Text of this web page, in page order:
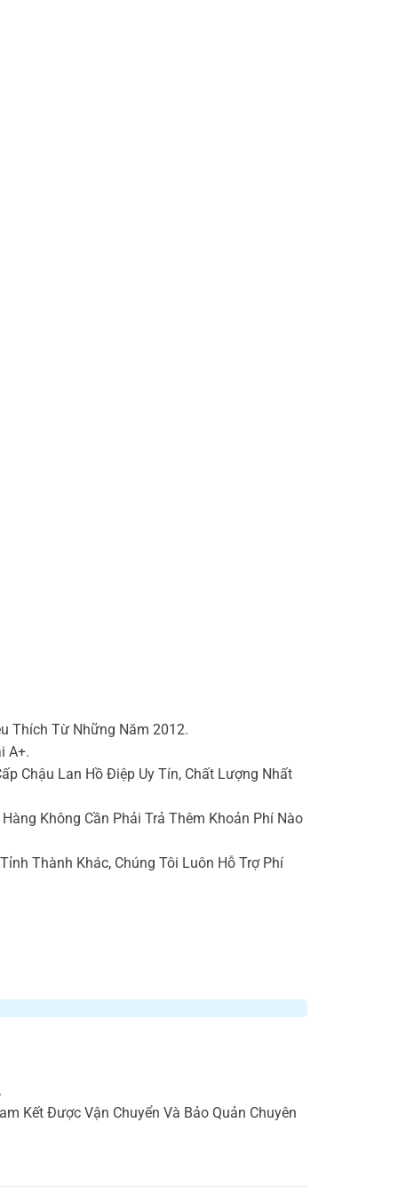
Thích Từ Những Năm 2012.
A+.
Chậu Lan Hồ Điệp Uy Tín, Chất Lượng Nhất
Không Cần Phải Trả Thêm Khoản Phí Nào
Thành Khác, Chúng Tôi Luôn Hỗ Trợ Phí
Kết Được Vận Chuyển Và Bảo Quản Chuyên